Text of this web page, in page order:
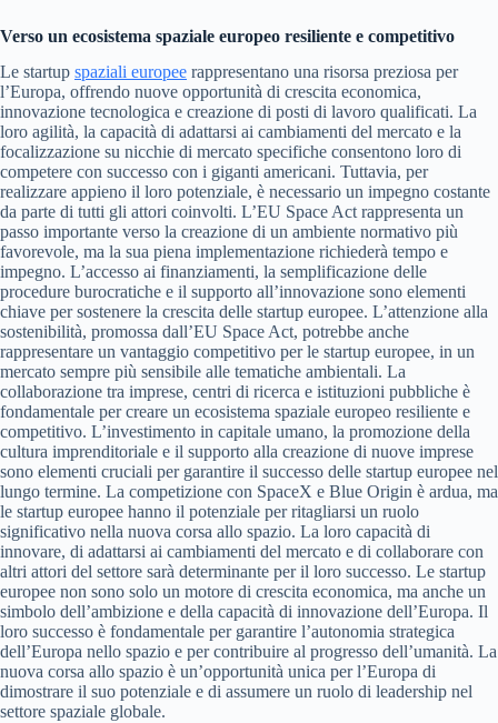
Verso un ecosistema spaziale europeo resiliente e competitivo
Le startup spaziali europee rappresentano una risorsa preziosa per
l’Europa, offrendo nuove opportunità di crescita economica,
innovazione tecnologica e creazione di posti di lavoro qualificati. La
loro agilità, la capacità di adattarsi ai cambiamenti del mercato e la
focalizzazione su nicchie di mercato specifiche consentono loro di
competere con successo con i giganti americani. Tuttavia, per
realizzare appieno il loro potenziale, è necessario un impegno costante
da parte di tutti gli attori coinvolti. L’EU Space Act rappresenta un
passo importante verso la creazione di un ambiente normativo più
favorevole, ma la sua piena implementazione richiederà tempo e
impegno. L’accesso ai finanziamenti, la semplificazione delle
procedure burocratiche e il supporto all’innovazione sono elementi
chiave per sostenere la crescita delle startup europee. L’attenzione alla
sostenibilità, promossa dall’EU Space Act, potrebbe anche
rappresentare un vantaggio competitivo per le startup europee, in un
mercato sempre più sensibile alle tematiche ambientali. La
collaborazione tra imprese, centri di ricerca e istituzioni pubbliche è
fondamentale per creare un ecosistema spaziale europeo resiliente e
competitivo. L’investimento in capitale umano, la promozione della
cultura imprenditoriale e il supporto alla creazione di nuove imprese
sono elementi cruciali per garantire il successo delle startup europee nel
lungo termine. La competizione con SpaceX e Blue Origin è ardua, ma
le startup europee hanno il potenziale per ritagliarsi un ruolo
significativo nella nuova corsa allo spazio. La loro capacità di
innovare, di adattarsi ai cambiamenti del mercato e di collaborare con
altri attori del settore sarà determinante per il loro successo. Le startup
europee non sono solo un motore di crescita economica, ma anche un
simbolo dell’ambizione e della capacità di innovazione dell’Europa. Il
loro successo è fondamentale per garantire l’autonomia strategica
dell’Europa nello spazio e per contribuire al progresso dell’umanità. La
nuova corsa allo spazio è un’opportunità unica per l’Europa di
dimostrare il suo potenziale e di assumere un ruolo di leadership nel
settore spaziale globale.